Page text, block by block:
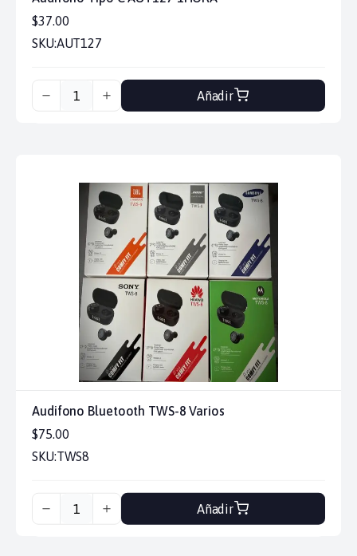
$37.00
SKU:AUT127
Añadir
Audifono Bluetooth TWS-8 Varios
$75.00
SKU:TWS8
Añadir